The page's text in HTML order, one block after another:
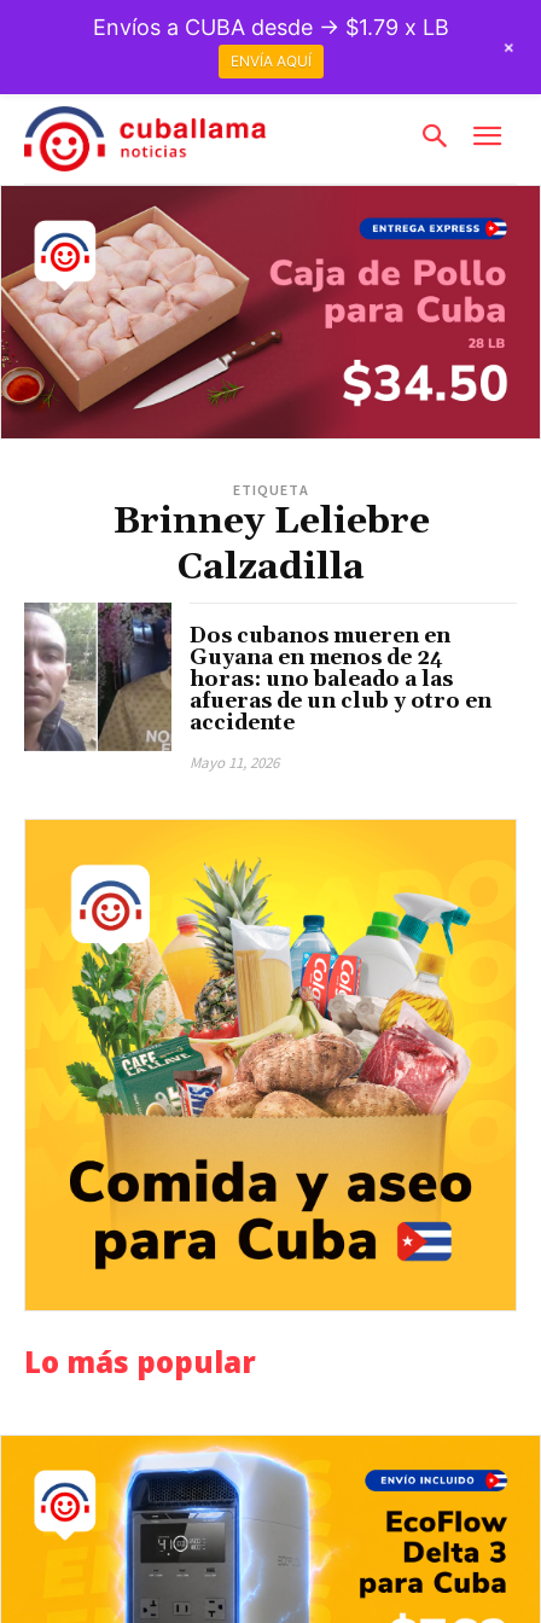
ETIQUETA
Brinney Leliebre
Calzadilla
Dos cubanos mueren en
Guyana en menos de 24
horas: uno baleado a las
afueras de un club y otro en
accidente
Mayo 11, 2026
Lo más popular
Envíos a CUBA desde → $1.79 x LB
ENVÍA AQUÍ
+